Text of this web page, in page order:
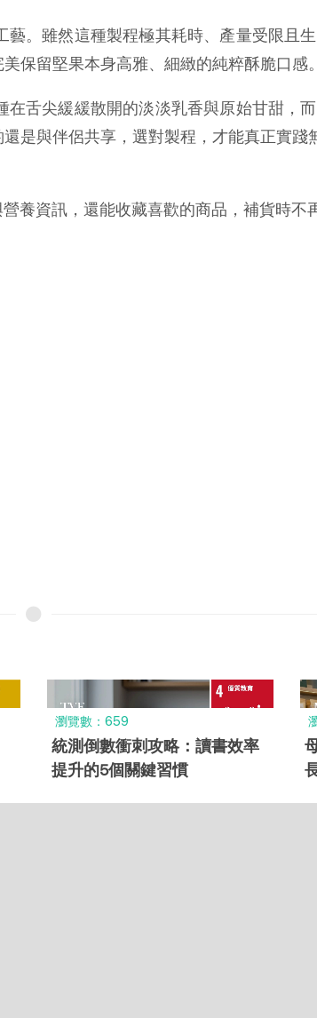
藝。雖然這種製程極其耗時、產量受限且
保留堅果本身高雅、細緻的純粹酥脆口感。
舌尖緩緩散開的淡淡乳香與原始甘甜，
是與伴侶共享，選對製程，才能真正實踐
養資訊，還能收藏喜歡的商品，補貨時不
瀏覽數：659
統測倒數衝刺攻略：讀書效率
提升的5個關鍵習慣